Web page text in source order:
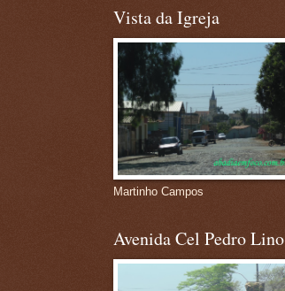
Vista da Igreja
Martinho Campos
Avenida Cel Pedro Lino